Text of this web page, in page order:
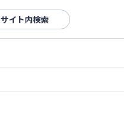
サイト内検索